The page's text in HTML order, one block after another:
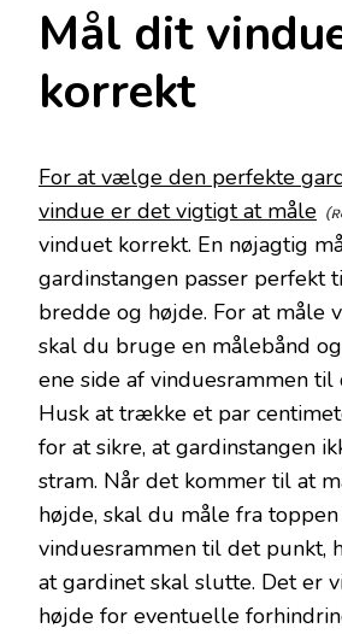
Mål dit
korrekt
For at vælge den perfekte
vindue er det vigtigt at måle
vinduet korrekt. En nøjagtig
gardinstangen passer perfekt
bredde og højde. For at måle
skal du bruge en målebånd
ene side af vinduesrammen til
Husk at trække et par
for at sikre, at gardinstangen
stram. Når det kommer til at
højde, skal du måle fra
vinduesrammen til det punkt,
at gardinet skal slutte. Det er
højde for eventuelle